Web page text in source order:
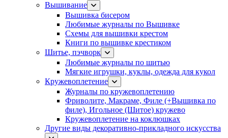
Вышивание
Вышивка бисером
Любимые журналы по Вышивке
Схемы для вышивки крестом
Книги по вышивке крестиком
Шитье, пэчворк
Любимые журналы по шитью
Мягкие игрушки, куклы, одежда для кукол
Кружевоплетение
Журналы по кружевоплетению
Фриволите, Макраме, Филе (+Вышивка по
филе), Игольное (Шитое) кружево
Кружевоплетение на коклюшках
Другие виды декоративно-прикладного искусства